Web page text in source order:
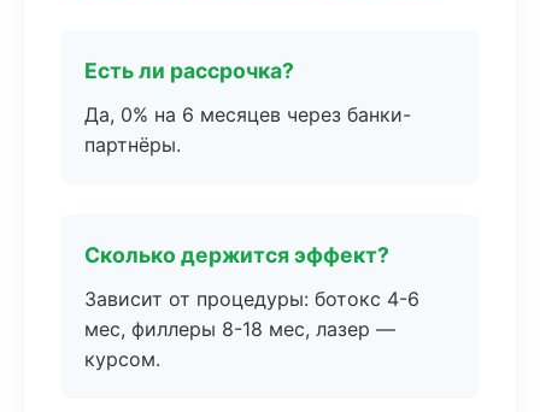
Есть ли рассрочка?
Да, 0% на 6 месяцев через банки-
партнёры.
Сколько держится эффект?
Зависит от процедуры: ботокс 4-6
мес, филлеры 8-18 мес, лазер —
курсом.